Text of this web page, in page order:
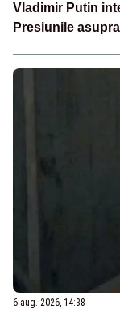
Vladimir Putin
Presiunile
6 aug. 2026, 14:38